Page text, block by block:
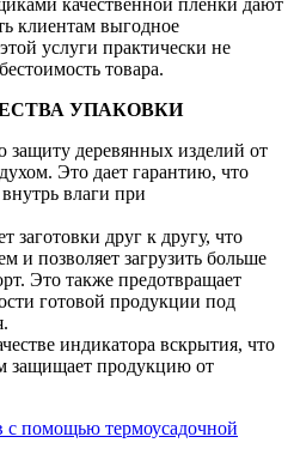
клиентам выгодное
услуги практически не
товара.
УПАКОВКИ
защиту деревянных изделий от
Это дает гарантию, что
влаги при
заготовки друг к другу, что
и позволяет загрузить больше
Это также предотвращает
готовой продукции под
индикатора вскрытия, что
защищает продукцию от